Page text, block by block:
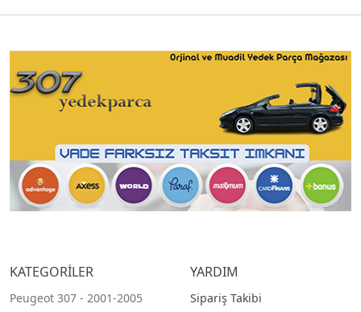
KATEGORİLER
Peugeot 307 - 2001-2005
YARDIM
Sipariş Takibi